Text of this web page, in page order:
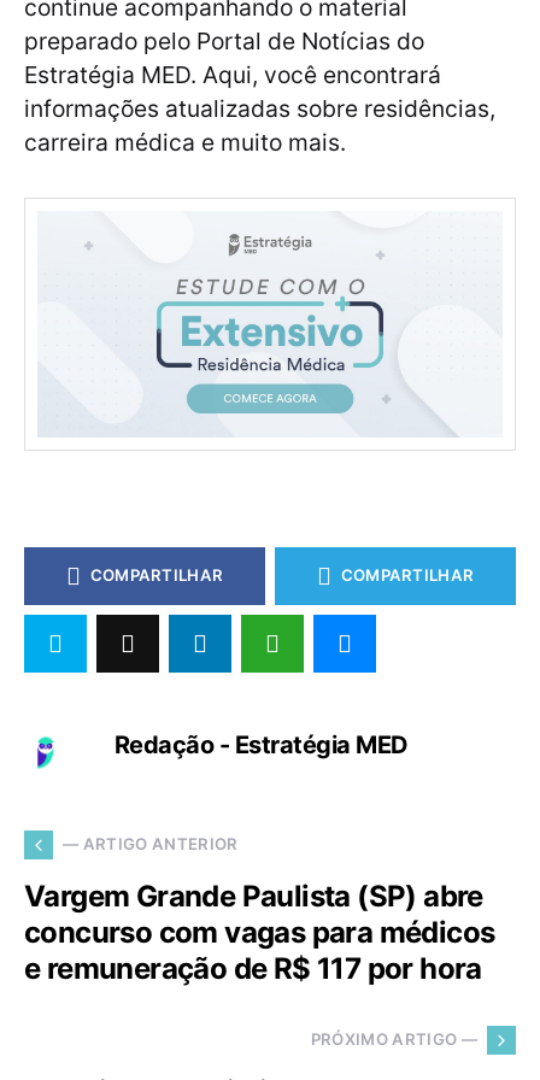
continue acompanhando o material
preparado pelo Portal de Notícias do
Estratégia MED. Aqui, você encontrará
informações atualizadas sobre residências,
carreira médica e muito mais.
COMPARTILHAR COMPARTILHAR
Redação - Estratégia MED
— ARTIGO ANTERIOR
Vargem Grande Paulista (SP) abre
concurso com vagas para médicos
e remuneração de R$ 117 por hora
PRÓXIMO ARTIGO —